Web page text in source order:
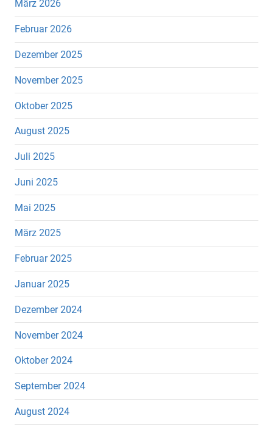
März 2026
Februar 2026
Dezember 2025
November 2025
Oktober 2025
August 2025
Juli 2025
Juni 2025
Mai 2025
März 2025
Februar 2025
Januar 2025
Dezember 2024
November 2024
Oktober 2024
September 2024
August 2024